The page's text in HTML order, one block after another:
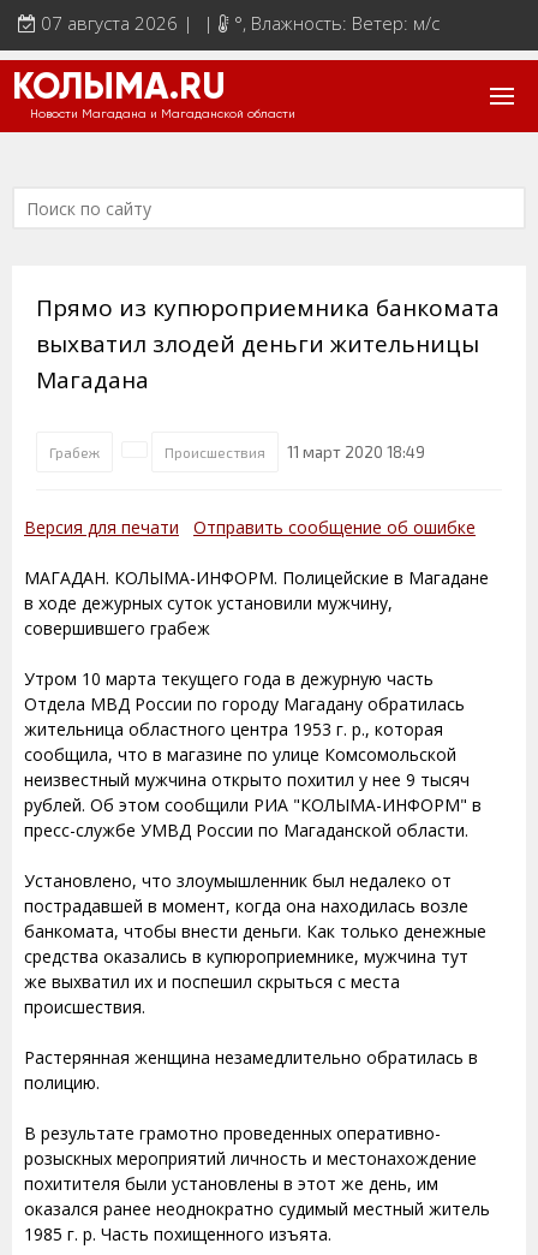
07 августа 2026 | | °, Влажность: Ветер: м/с
КОЛЫМА.RU
Новости Магадана и Магаданской области
Прямо из купюроприемника банкомата
выхватил злодей деньги жительницы
Магадана
Грабеж Происшествия 11 март 2020 18:49
Версия для печати Отправить сообщение об ошибке
МАГАДАН. КОЛЫМА-ИНФОРМ. Полицейские в Магадане
в ходе дежурных суток установили мужчину,
совершившего грабеж
Утром 10 марта текущего года в дежурную часть
Отдела МВД России по городу Магадану обратилась
жительница областного центра 1953 г. р., которая
сообщила, что в магазине по улице Комсомольской
неизвестный мужчина открыто похитил у нее 9 тысяч
рублей. Об этом сообщили РИА "КОЛЫМА-ИНФОРМ" в
пресс-службе УМВД России по Магаданской области.
Установлено, что злоумышленник был недалеко от
пострадавшей в момент, когда она находилась возле
банкомата, чтобы внести деньги. Как только денежные
средства оказались в купюроприемнике, мужчина тут
же выхватил их и поспешил скрыться с места
происшествия.
Растерянная женщина незамедлительно обратилась в
полицию.
В результате грамотно проведенных оперативно-
розыскных мероприятий личность и местонахождение
похитителя были установлены в этот же день, им
оказался ранее неоднократно судимый местный житель
1985 г. р. Часть похищенного изъята.